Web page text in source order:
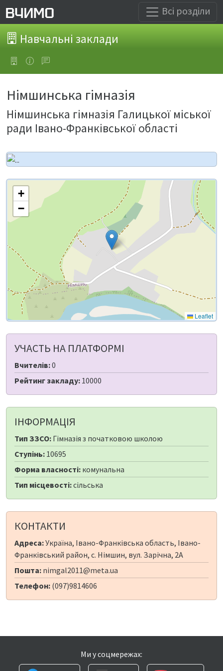
Всі розділи
Навчальні заклади
Німшинська гімназія
Німшинська гімназія Галицької міської
ради Івано-Франківської області
+
−
Leaflet
УЧАСТЬ НА ПЛАТФОРМІ
Вчителів:0
Рейтинг закладу: 10000
ІНФОРМАЦІЯ
Тип ЗЗСО: Гімназія з початковою школою
Ступінь: 10695
Форма власності: комунальна
Тип місцевості:сільська
КОНТАКТИ
Адреса:Україна, Івано-Франківська область, Івано-
Франківський район, с. Німшин, вул. Зарічна, 2А
Пошта: nimgal2011@meta.ua
Телефон: (097)9814606
Ми у соцмережах: